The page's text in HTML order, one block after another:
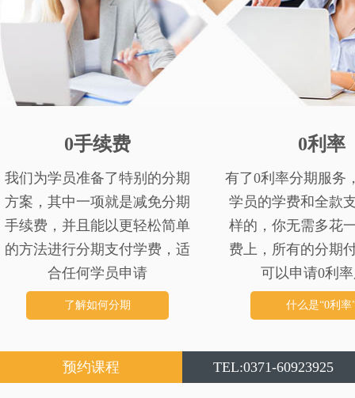
0手续费
我们为学员准备了特别的分期
方案，其中一项就是减免分期
手续费，并且能以更轻松简单
的方法进行分期支付学费，适
合任何学员申请
了解如何分期
0利率
有了0利率分期服务
学员的学费和全款
样的，你无需多花
费上，所有的分期
可以申请0利
什么是“0利率
预约课程 TEL:0371-60923925